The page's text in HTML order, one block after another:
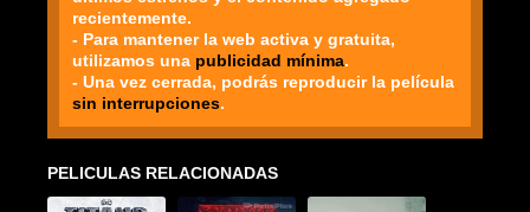
recientemente.
- Para mantener la web activa y gratuita,
utilizamos una publicidad mínima.
- Una vez cerrada, podrás reproducir la película
sin interrupciones.
PELICULAS RELACIONADAS